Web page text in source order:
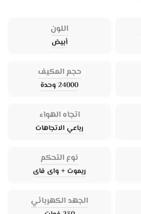
اللون
أبيض
حجم المكيف
24000 وحدة
اتجاه الهواء
رباعي الاتجاهات
نوع التحكم
ريموت + واى فاى
الجهد الكهربائي